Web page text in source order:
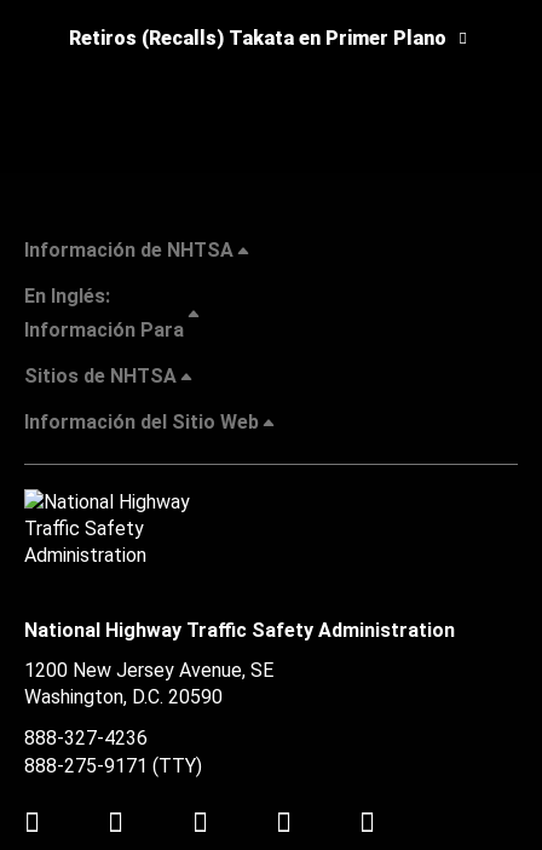
Retiros (Recalls) Takata en Primer Plano
Información de NHTSA
En Inglés:
Información Para
Sitios de NHTSA
Información del Sitio Web
National Highway Traffic Safety Administration
1200 New Jersey Avenue, SE
Washington, D.C. 20590
888-327-4236
888-275-9171 (TTY)
Twitter LinkedInFacebookYoutube